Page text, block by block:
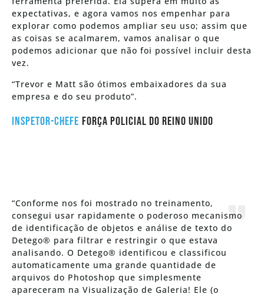
expectativas, e agora vamos nos empenhar para
explorar como podemos ampliar seu uso; assim que
as coisas se acalmarem, vamos analisar o que
podemos adicionar que não foi possível incluir desta
vez.
“Trevor e Matt são ótimos embaixadores da sua
empresa e do seu produto”.
Inspetor-chefe Força Policial do Reino Unido
“Conforme nos foi mostrado no treinamento,
consegui usar rapidamente o poderoso mecanismo
de identificação de objetos e análise de texto do
Detego® para filtrar e restringir o que estava
analisando. O Detego® identificou e classificou
automaticamente uma grande quantidade de
arquivos do Photoshop que simplesmente
apareceram na Visualização de Galeria! Ele (o